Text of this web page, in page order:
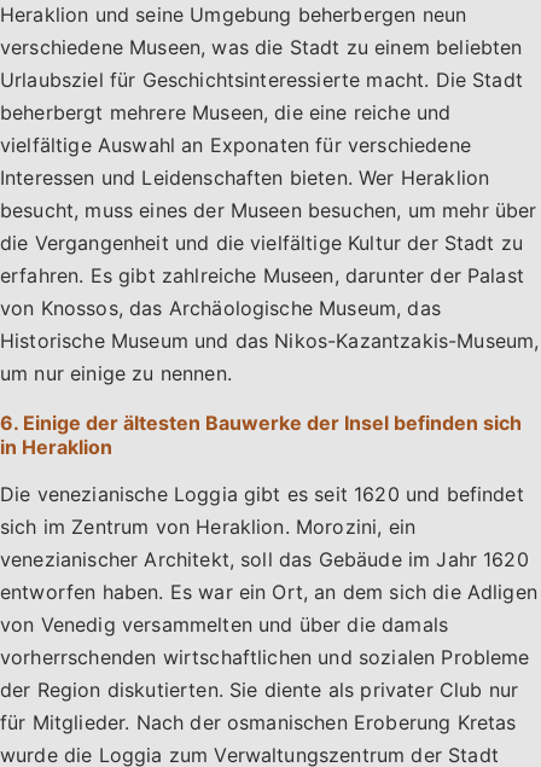
Heraklion und seine Umgebung beherbergen neun
verschiedene Museen, was die Stadt zu einem beliebten
Urlaubsziel für Geschichtsinteressierte macht. Die Stadt
beherbergt mehrere Museen, die eine reiche und
vielfältige Auswahl an Exponaten für verschiedene
Interessen und Leidenschaften bieten. Wer Heraklion
besucht, muss eines der Museen besuchen, um mehr über
die Vergangenheit und die vielfältige Kultur der Stadt zu
erfahren. Es gibt zahlreiche Museen, darunter der Palast
von Knossos, das Archäologische Museum, das
Historische Museum und das Nikos-Kazantzakis-Museum,
um nur einige zu nennen.
6. Einige der ältesten Bauwerke der Insel befinden sich
in Heraklion
Die venezianische Loggia gibt es seit 1620 und befindet
sich im Zentrum von Heraklion. Morozini, ein
venezianischer Architekt, soll das Gebäude im Jahr 1620
entworfen haben. Es war ein Ort, an dem sich die Adligen
von Venedig versammelten und über die damals
vorherrschenden wirtschaftlichen und sozialen Probleme
der Region diskutierten. Sie diente als privater Club nur
für Mitglieder. Nach der osmanischen Eroberung Kretas
wurde die Loggia zum Verwaltungszentrum der Stadt